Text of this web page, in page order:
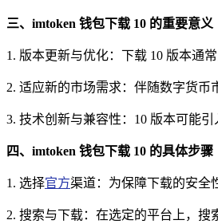
三、imtoken 钱包下载 10 的重要意义
1. 版本更新与优化：下载 10 版本通
2. 适应新的市场需求：伴随数字货币
3. 技术创新与兼容性：10 版本可能
四、imtoken 钱包下载 10 的具体步骤
1. 选择官方渠道：为保障下载的安全
2. 搜索与下载：在选定的平台上，搜